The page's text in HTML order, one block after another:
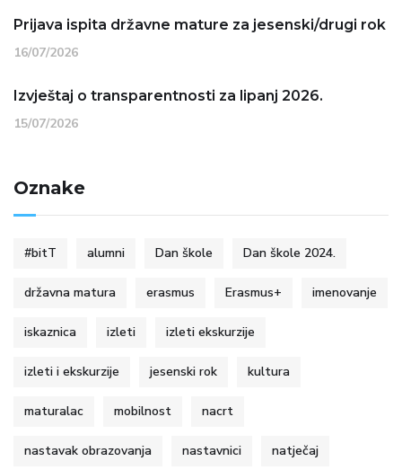
Prijava ispita državne mature za jesenski/drugi rok
16/07/2026
Izvještaj o transparentnosti za lipanj 2026.
15/07/2026
Oznake
#bitT alumni Dan škole Dan škole 2024.
državna matura erasmus Erasmus+ imenovanje
iskaznica izleti izleti ekskurzije
izleti i ekskurzije jesenski rok kultura
maturalac mobilnost nacrt
nastavak obrazovanja nastavnici natječaj